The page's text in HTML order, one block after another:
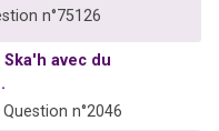
n°75126
avec du
n°2046